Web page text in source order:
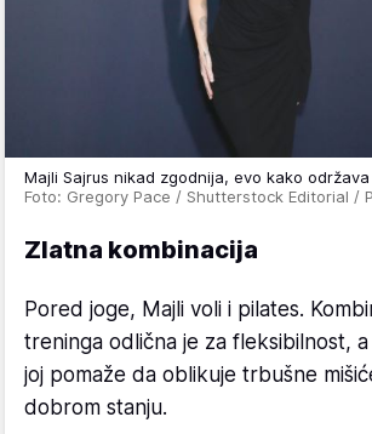
Majli Sajrus nikad zgodnija, evo kako održava
Foto: Gregory Pace / Shutterstock Editorial /
Zlatna kombinacija
Pored joge, Majli voli i pilates.
treninga odlična je za fleksibilnost,
joj pomaže da oblikuje trbušne
dobrom stanju.